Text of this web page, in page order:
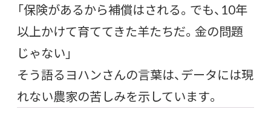
「保険があるから補償はされる。でも、10年
以上かけて育ててきた羊たちだ。金の問題
じゃない」
そう語るヨハンさんの言葉は、データには現
れない農家の苦しみを示しています。